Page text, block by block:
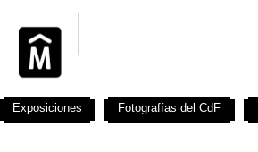
Exposiciones Fotografías del CdF